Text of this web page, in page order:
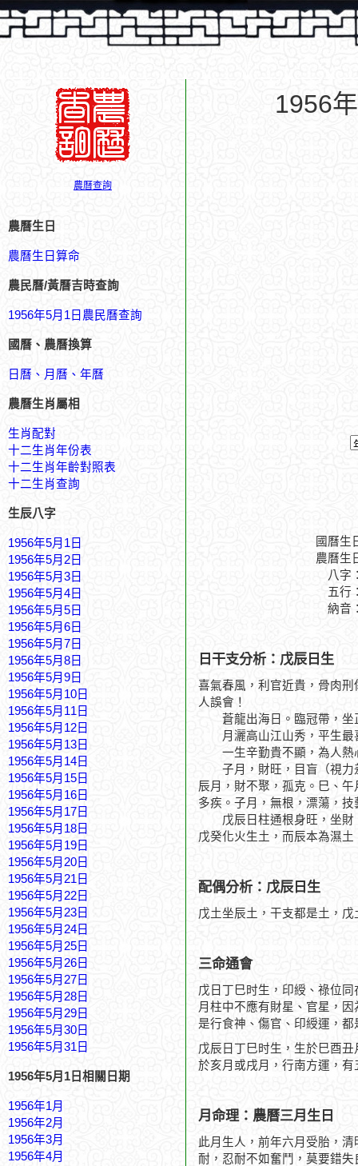
農曆查詢
農曆生日
農曆生日算命
農民曆/黃曆吉時查詢
1956年5月1日農民曆查詢
國曆、農曆換算
日曆、月曆、年曆
農曆生肖屬相
生肖配對
十二生肖年份表
十二生肖年齡對照表
十二生肖查詢
生辰八字
1956年5月1日
1956年5月2日
1956年5月3日
1956年5月4日
1956年5月5日
1956年5月6日
1956年5月7日
1956年5月8日
1956年5月9日
1956年5月10日
1956年5月11日
1956年5月12日
1956年5月13日
1956年5月14日
1956年5月15日
1956年5月16日
1956年5月17日
1956年5月18日
1956年5月19日
1956年5月20日
1956年5月21日
1956年5月22日
1956年5月23日
1956年5月24日
1956年5月25日
1956年5月26日
1956年5月27日
1956年5月28日
1956年5月29日
1956年5月30日
1956年5月31日
1956年5月1日相關日期
1956年1月
1956年2月
1956年3月
1956年4月
1956
國曆生
農曆生
八字
五行
納音
日干支分析：戊辰日生
喜氣春風，利官近貴，骨肉
人誤會！
蒼龍出海日。臨冠帶，坐
月灑高山江山秀，平生最
一生辛勤貴不顯，為人熱
子月，財旺，目盲（視力
辰月，財不聚，孤克。巳、
多疾。子月，無根，漂蕩，技
戊辰日柱通根身旺，坐財
戊癸化火生土，而辰本為濕
配偶分析：戊辰日生
戊土坐辰土，干支都是土，
三命通會
戊日丁巳时生，印綬、祿位
月柱中不應有財星、官星，
是行食神、傷官、印綬運，
戊辰日丁巳时生，生於巳酉
於亥月或戌月，行南方運，
月命理：農曆三月生日
此月生人，前年六月受胎，
耐，忍耐不如奮鬥，莫要錯